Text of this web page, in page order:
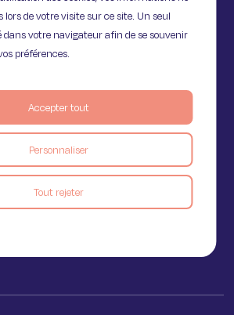
lors de votre visite sur ce site. Un seul
dans votre navigateur afin de se souvenir
préférences.
Personnaliser
Tout rejeter
Accepter tout
75009 Paris